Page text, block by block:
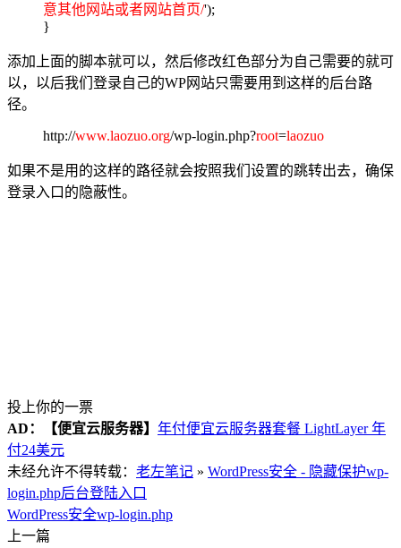
意其他网站或者网站首页/');
}
添加上面的脚本就可以，然后修改红色部分为自己需要的就可
以，以后我们登录自己的WP网站只需要用到这样的后台路
径。
http://www.laozuo.org/wp-login.php?root=laozuo
如果不是用的这样的路径就会按照我们设置的跳转出去，确保
登录入口的隐蔽性。
投上你的一票
AD：
【便宜云服务器】 年付便宜云服务器套餐 LightLayer 年
付24美元
未经允许不得转载： 老左笔记 » WordPress安全 - 隐藏保护wp-
login.php后台登陆入口
WordPress安全wp-login.php
上一篇